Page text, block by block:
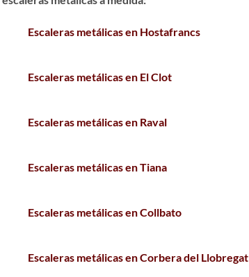
Escaleras metálicas en Hostafrancs
Escaleras metálicas en El Clot
Escaleras metálicas en Raval
Escaleras metálicas en Tiana
Escaleras metálicas en Collbato
Escaleras metálicas en Corbera del Llobregat